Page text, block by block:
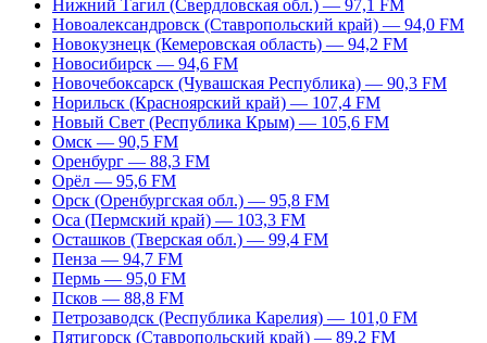
Нижний Тагил (Свердловская обл.) — 97,1 FM
Новоалександровск (Ставропольский край) — 94,0 FM
Новокузнецк (Кемеровская область) — 94,2 FM
Новосибирск — 94,6 FM
Новочебоксарск (Чувашская Республика) — 90,3 FM
Норильск (Красноярский край) — 107,4 FM
Новый Свет (Республика Крым) — 105,6 FM
Омск — 90,5 FM
Оренбург — 88,3 FM
Орёл — 95,6 FM
Орск (Оренбургская обл.) — 95,8 FM
Оса (Пермский край) — 103,3 FM
Осташков (Тверская обл.) — 99,4 FM
Пенза — 94,7 FM
Пермь — 95,0 FM
Псков — 88,8 FM
Петрозаводск (Республика Карелия) — 101,0 FM
Пятигорск (Ставропольский край) — 89,2 FM